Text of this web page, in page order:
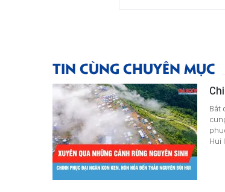
TIN CÙNG CHUYÊN MỤC
Bắt
Hui